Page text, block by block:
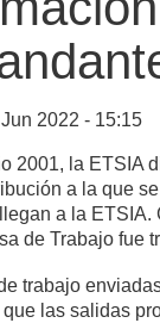
2022 - 15:15
2001, la ETSIA
a la que
a la ETSIA.
de Trabajo fue
trabajo
las salidas